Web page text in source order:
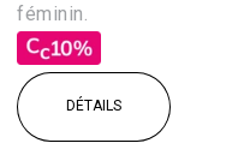
féminin.
DÉTAILS